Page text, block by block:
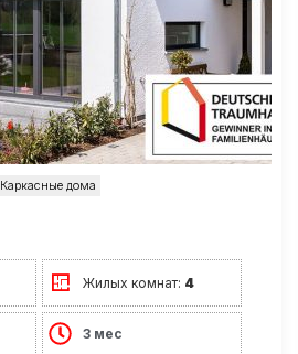
Каркасные дома
Жилых комнат: 4
3 мес